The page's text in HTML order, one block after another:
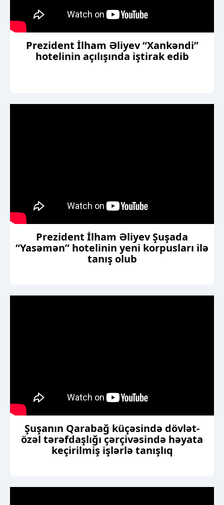
Prezident İlham Əliyev “Xankəndi”
hotelinin açılışında iştirak edib
Prezident İlham Əliyev Şuşada
“Yasəmən” hotelinin yeni korpusları ilə
tanış olub
Şuşanın Qarabağ küçəsində dövlət-
özəl tərəfdaşlığı çərçivəsində həyata
keçirilmiş işlərlə tanışlıq